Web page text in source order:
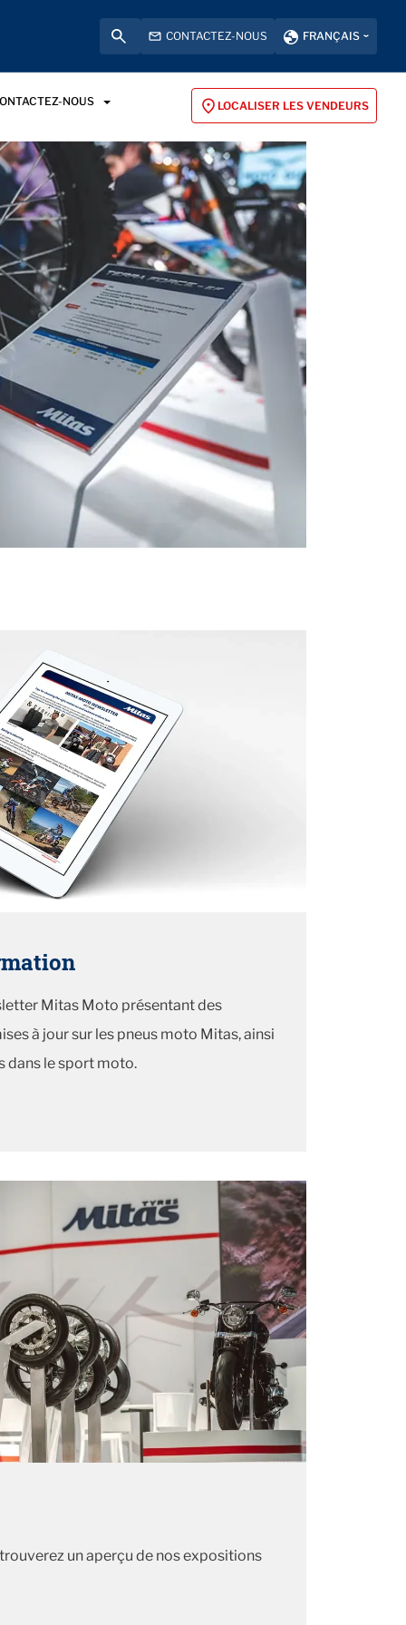
CONTACTEZ-NOUS FRANÇAIS
NOUS LOCALISER LES VENDEURS
Mitas Moto présentant des
à jour sur les pneus moto Mitas, ainsi
dans le sport moto.
un aperçu de nos expositions